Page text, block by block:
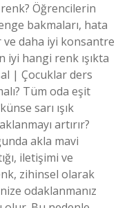
Öğrencilerin
bakmaları, hata
ve daha iyi konsantre
iyi hangi renk ışıkta
| Çocuklar ders
Tüm oda eşit
sarı ışık
artırır?
akla mavi
iletişimi ve
zihinsel olarak
odaklanmanız